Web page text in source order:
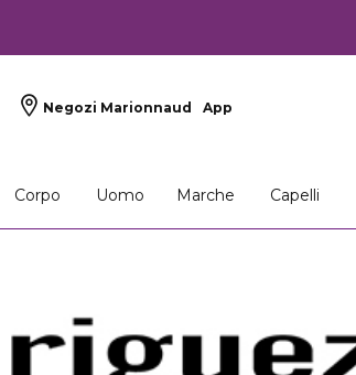
Negozi Marionnaud App
Corpo Uomo Marche Capelli